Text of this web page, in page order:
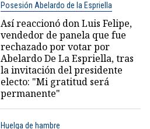
Posesión Abelardo de la Espriella
Así reaccionó don Luis Felipe,
vendedor de panela que fue
rechazado por votar por
Abelardo De La Espriella, tras
la invitación del presidente
electo: "Mi gratitud será
permanente"
Huelga de hambre